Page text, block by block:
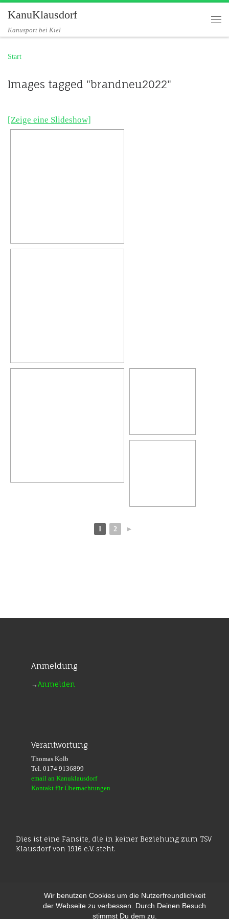
Wir benutzen Cookies um die Nutzerfreundlichkeit
der Webseite zu verbessen. Durch Deinen Besuch
stimmst Du dem zu.
Zum Inhalt springen
KanuKlausdorf
Kanusport bei Kiel
Start
Images tagged "brandneu2022"
[Zeige eine Slideshow]
1 2 ►
Anmeldung
→Anmelden
Verantwortung
Thomas Kolb
Tel. 0174 9136899
email an Kanuklausdorf
Kontakt für Übernachtungen
Dies ist eine Fansite, die in keiner Beziehung zum TSV
Klausdorf von 1916 e.V. steht.
KanuKlausdorf– Alle Rechte vorbehalten